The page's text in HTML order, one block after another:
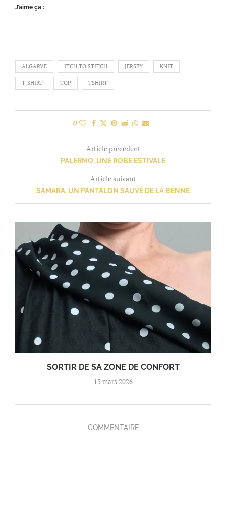
J’aime ça :
ALGARVE ITCH TO STITCH JERSEY KNIT
T-SHIRT TOP TSHIRT
0
Article précédent
PALERMO, UNE ROBE ESTIVALE
Article suivant
SAMARA, UN PANTALON SAUVÉ DE LA BENNE
SORTIR DE SA ZONE DE CONFORT
15 mars 2026
COMMENTAIRE